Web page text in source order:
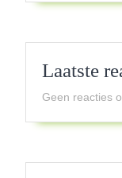
Laatste
Geen reacties